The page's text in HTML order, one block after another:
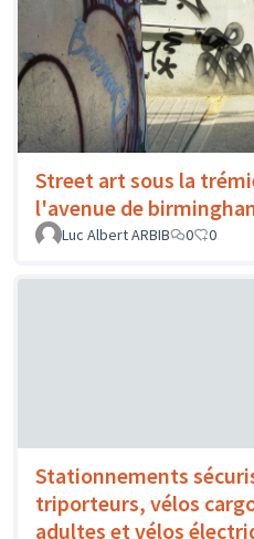
Street art sous la
l'avenue de
Luc Albert ARBIB
0 0
Stationnements
triporteurs, vélos
adultes et vélos